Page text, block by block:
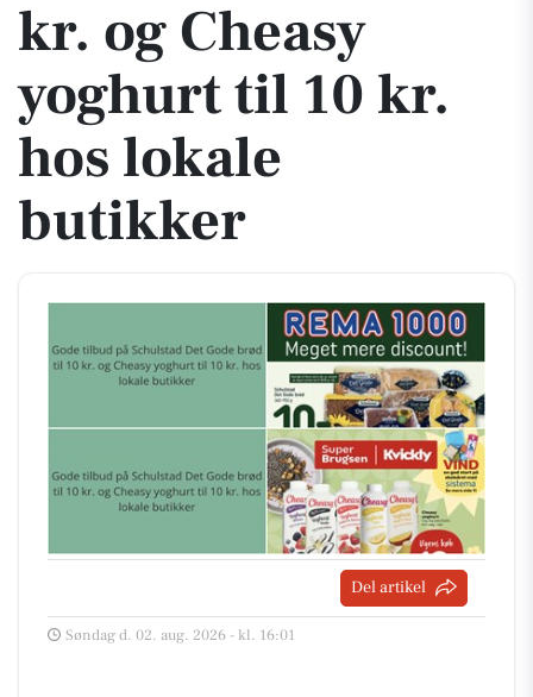
kr. og Cheasy
yoghurt til 10 kr.
hos lokale
butikker
Del artikel
Søndag d. 02. aug. 2026 - kl. 16:01